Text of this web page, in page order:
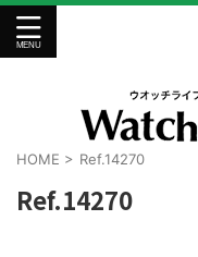
HOME > Ref.14270
Ref.14270